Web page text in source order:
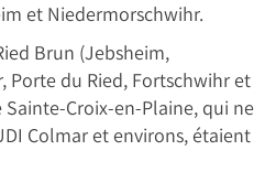
et Niedermorschwihr.
Brun (Jebsheim,
Porte du Ried, Fortschwihr et
Croix-en-Plaine, qui ne
Colmar et environs, étaient